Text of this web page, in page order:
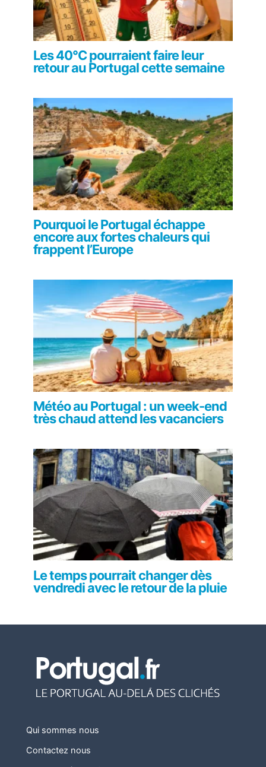
Les 40°C pourraient faire leur
retour au Portugal cette semaine
Pourquoi le Portugal échappe
encore aux fortes chaleurs qui
frappent l’Europe
Météo au Portugal : un week-end
très chaud attend les vacanciers
Le temps pourrait changer dès
vendredi avec le retour de la pluie
Qui sommes nous
Contactez nous